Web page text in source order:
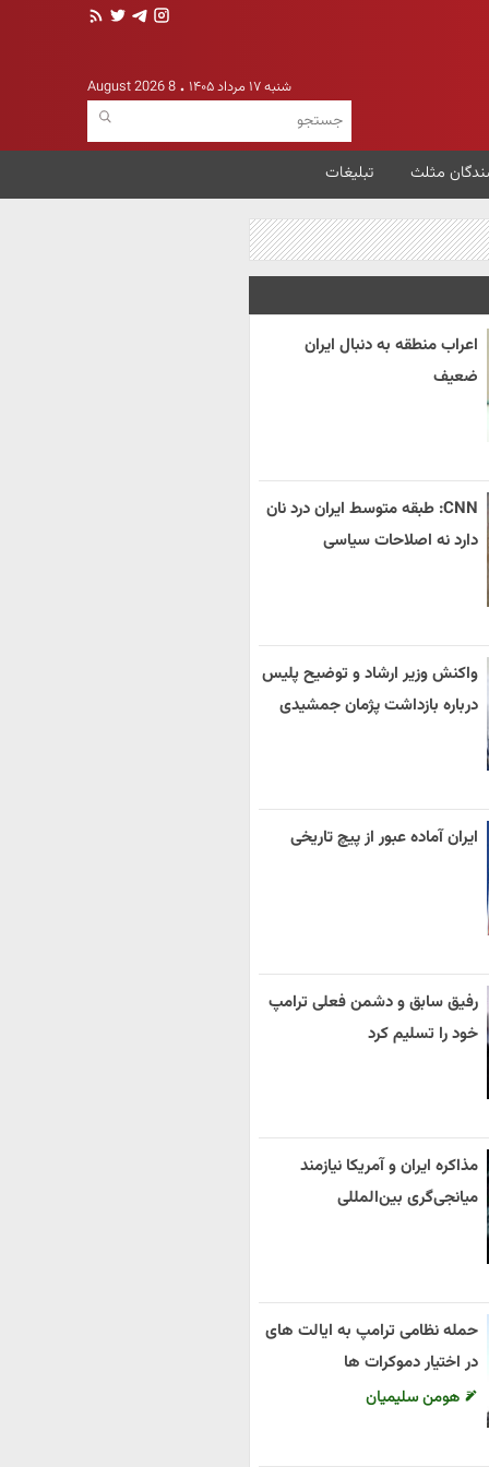
شنبه ۱۷ مرداد ۱۴۰۵ 8 August 2026
مثلث تبلیغات
اعراب منطقه به دنبال ایران
ضعیف
CNN: طبقه متوسط ایران درد نان
دارد نه اصلاحات سیاسی
واکنش وزیر ارشاد و توضیح پلیس
درباره بازداشت پژمان جمشیدی
ایران آماده عبور از پیچ تاریخی
رفیق سابق و دشمن فعلی ترامپ
خود را تسلیم کرد
مذاکره ایران و آمریکا نیازمند
میانجی‌گری بین‌المللی
حمله نظامی ترامپ به ایالت های
در اختیار دموکرات ها
هومن سلیمیان